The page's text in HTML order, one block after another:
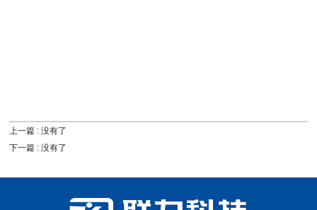
上一篇 : 没有了
下一篇 : 没有了